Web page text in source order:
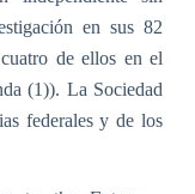
en sus 82
de ellos en el
(1)). La Sociedad
federales y de los